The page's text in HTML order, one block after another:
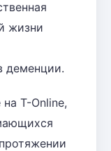
жизни
деменции.
T-Online,